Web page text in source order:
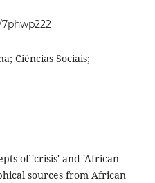
Ciências Sociais;
of 'crisis' and 'African
sources from African